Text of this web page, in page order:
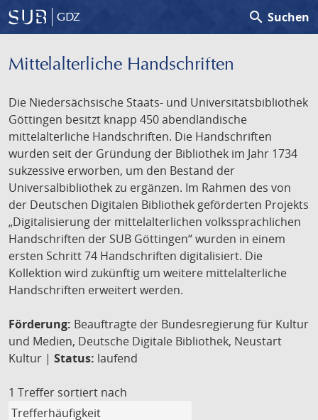
GDZ search Suchen
Mittelalterliche Handschriften
Die Niedersächsische Staats- und Universitätsbibliothek
Göttingen besitzt knapp 450 abendländische
mittelalterliche Handschriften. Die Handschriften
wurden seit der Gründung der Bibliothek im Jahr 1734
sukzessive erworben, um den Bestand der
Universalbibliothek zu ergänzen. Im Rahmen des von
der Deutschen Digitalen Bibliothek geförderten Projekts
„Digitalisierung der mittelalterlichen volkssprachlichen
Handschriften der SUB Göttingen“ wurden in einem
ersten Schritt 74 Handschriften digitalisiert. Die
Kollektion wird zukünftig um weitere mittelalterliche
Handschriften erweitert werden.
Förderung: Beauftragte der Bundesregierung für Kultur
und Medien, Deutsche Digitale Bibliothek, Neustart
Kultur | Status: laufend
1 Treffer sortiert nach